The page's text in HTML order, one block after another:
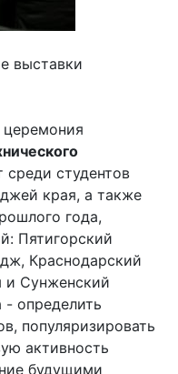
выставки
среди студентов
края, а также
года,
Пятигорский
Краснодарский
и Сунженский
- определить
популяризировать
активность
будущими